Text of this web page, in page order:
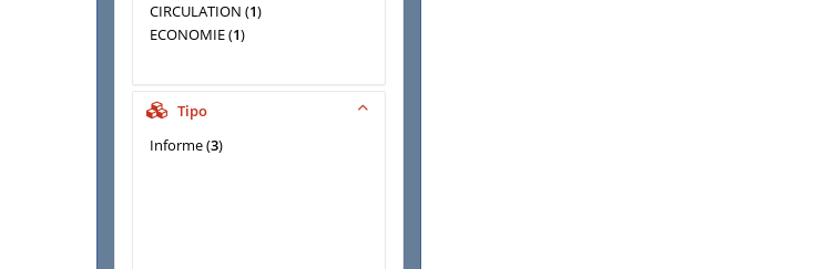
CIRCULATION (1)
ECONOMIE(1)
Tipo
Informe(3)